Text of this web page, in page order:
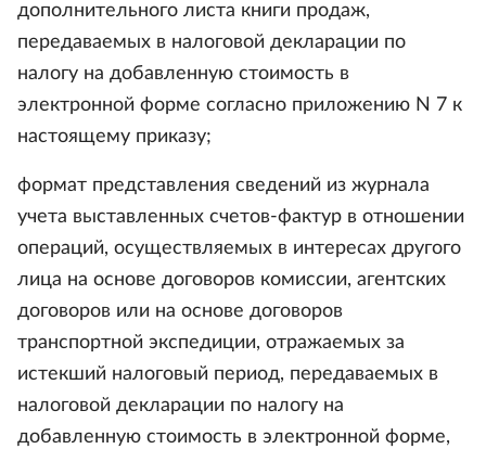
дополнительного листа книги продаж,
передаваемых в налоговой декларации по
налогу на добавленную стоимость в
электронной форме согласно приложению N 7 к
настоящему приказу;
формат представления сведений из журнала
учета выставленных счетов-фактур в отношении
операций, осуществляемых в интересах другого
лица на основе договоров комиссии, агентских
договоров или на основе договоров
транспортной экспедиции, отражаемых за
истекший налоговый период, передаваемых в
налоговой декларации по налогу на
добавленную стоимость в электронной форме,